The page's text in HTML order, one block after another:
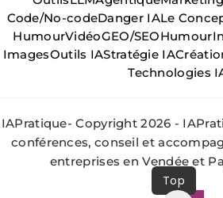
Code/No-codeDanger IALe
HumourVidéoGEO/SEOHumour
ImagesOutils IAStratégie IA
Technologies
IAPratique- Copyright 2026 -
conférences, conseil et
entreprises en Vendée et
Top